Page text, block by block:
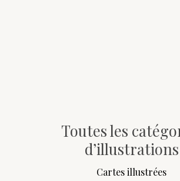
Toutes les
d’illustrations
Cartes illustrées